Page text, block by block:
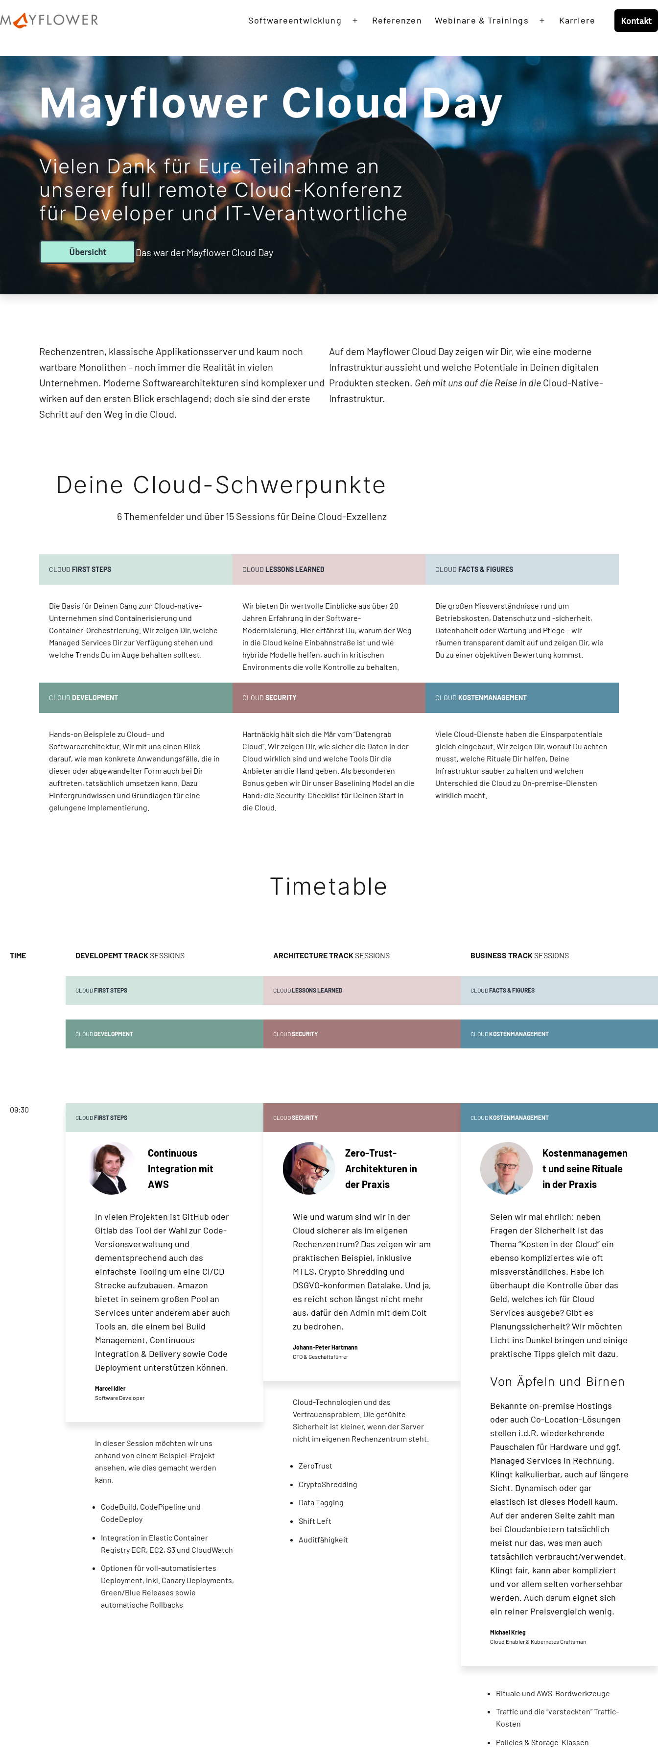
to
Softwareentwicklung
Open
Referenzen Webinare & Trainings
Open
Karriere Kontakt
Mayflower Cloud Day
Vielen Dank für Eure Teilnahme an
unserer full remote Cloud-Konferenz
für Developer und IT-Verantwortliche
Übersicht Das war der Mayflower Cloud Day
Rechenzentren, klassische Applikationsserver und kaum noch
wartbare Monolithen – noch immer die Realität in vielen
Unternehmen. Moderne Softwarearchitekturen sind komplexer und
wirken auf den ersten Blick erschlagend; doch sie sind der erste
Schritt auf den Weg in die Cloud.
Auf dem Mayflower Cloud Day zeigen wir Dir, wie eine moderne
Infrastruktur aussieht und welche Potentiale in Deinen digitalen
Produkten stecken. Geh mit uns auf die Reise in die Cloud-Native-
Infrastruktur.
Deine Cloud-Schwerpunkte
6 Themenfelder und über 15 Sessions für Deine Cloud-Exzellenz
CLOUD FIRST STEPS
Die Basis für Deinen Gang zum Cloud-native-
Unternehmen sind Containerisierung und
Container-Orchestrierung. Wir zeigen Dir, welche
Managed Services Dir zur Verfügung stehen und
welche Trends Du im Auge behalten solltest.
CLOUD LESSONS LEARNED
Wir bieten Dir wertvolle Einblicke aus über 20
Jahren Erfahrung in der Software-
Modernisierung. Hier erfährst Du, warum der Weg
in die Cloud keine Einbahnstraße ist und wie
hybride Modelle helfen, auch in kritischen
Environments die volle Kontrolle zu behalten.
CLOUDFACTS & FIGURES
Die großen Missverständnisse rund um
Betriebskosten, Datenschutz und -sicherheit,
Datenhoheit oder Wartung und Pflege – wir
räumen transparent damit auf und zeigen Dir, wie
Du zu einer objektiven Bewertung kommst.
CLOUD DEVELOPMENT
Hands-on Beispiele zu Cloud- und
Softwarearchitektur. Wir mit uns einen Blick
darauf, wie man konkrete Anwendungsfälle, die in
dieser oder abgewandelter Form auch bei Dir
auftreten, tatsächlich umsetzen kann. Dazu
Hintergrundwissen und Grundlagen für eine
gelungene Implementierung.
CLOUD SECURITY
Hartnäckig hält sich die Mär vom “Datengrab
Cloud”. Wir zeigen Dir, wie sicher die Daten in der
Cloud wirklich sind und welche Tools Dir die
Anbieter an die Hand geben. Als besonderen
Bonus geben wir Dir unser Baselining Model an die
Hand: die Security-Checklist für Deinen Start in
die Cloud.
CLOUD KOSTENMANAGEMENT
Viele Cloud-Dienste haben die Einsparpotentiale
gleich eingebaut. Wir zeigen Dir, worauf Du achten
musst, welche Rituale Dir helfen, Deine
Infrastruktur sauber zu halten und welchen
Unterschied die Cloud zu On-premise-Diensten
wirklich macht.
Timetable
TIME DEVELOPEMT TRACKSESSIONS
CLOUDFIRST STEPS
CLOUDDEVELOPMENT
ARCHITECTURE TRACKSESSIONS
CLOUDLESSONS LEARNED
CLOUDSECURITY
BUSINESS TRACKSESSIONS
CLOUDFACTS & FIGURES
CLOUDKOSTENMANAGEMENT
09:30
CLOUDFIRST STEPS
Continuous
Integration mit
AWS
In vielen Projekten ist GitHub oder
Gitlab das Tool der Wahl zur Code-
Versionsverwaltung und
dementsprechend auch das
einfachste Tooling um eine CI/CD
Strecke aufzubauen. Amazon
bietet in seinem großen Pool an
Services unter anderem aber auch
Tools an, die einem bei Build
Management, Continuous
Integration & Delivery sowie Code
Deployment unterstützen können.
Marcel Idler
Software Developer
In dieser Session möchten wir uns
anhand von einem Beispiel-Projekt
ansehen, wie dies gemacht werden
kann.
CodeBuild, CodePipeline und
CodeDeploy
Integration in Elastic Container
Registry ECR, EC2, S3 und CloudWatch
Optionen für voll-automatisiertes
Deployment, inkl. Canary Deployments,
Green/Blue Releases sowie
automatische Rollbacks
CLOUDSECURITY
Zero-Trust-
Architekturen in
der Praxis
Wie und warum sind wir in der
Cloud sicherer als im eigenen
Rechenzentrum? Das zeigen wir am
praktischen Beispiel, inklusive
MTLS, Crypto Shredding und
DSGVO-konformen Datalake. Und ja,
es reicht schon längst nicht mehr
aus, dafür den Admin mit dem Colt
zu bedrohen.
Johann-Peter Hartmann
CTO & Geschäftsführer
Cloud-Technologien und das
Vertrauensproblem. Die gefühlte
Sicherheit ist kleiner, wenn der Server
nicht im eigenen Rechenzentrum steht.
ZeroTrust
CryptoShredding
Data Tagging
Shift Left
Auditfähigkeit
CLOUDKOSTENMANAGEMENT
Kostenmanagemen
t und seine Rituale
in der Praxis
Seien wir mal ehrlich: neben
Fragen der Sicherheit ist das
Thema “Kosten in der Cloud” ein
ebenso kompliziertes wie oft
missverständliches. Habe ich
überhaupt die Kontrolle über das
Geld, welches ich für Cloud
Services ausgebe? Gibt es
Planungssicherheit? Wir möchten
Licht ins Dunkel bringen und einige
praktische Tipps gleich mit dazu.
Von Äpfeln und Birnen
Bekannte on-premise Hostings
oder auch Co-Location-Lösungen
stellen i.d.R. wiederkehrende
Pauschalen für Hardware und ggf.
Managed Services in Rechnung.
Klingt kalkulierbar, auch auf längere
Sicht. Dynamisch oder gar
elastisch ist dieses Modell kaum.
Auf der anderen Seite zahlt man
bei Cloudanbietern tatsächlich
meist nur das, was man auch
tatsächlich verbraucht/verwendet.
Klingt fair, kann aber kompliziert
und vor allem selten vorhersehbar
werden. Auch darum eignet sich
ein reiner Preisvergleich wenig.
Michael Krieg
Cloud Enabler & Kubernetes Craftsman
Rituale und AWS-Bordwerkzeuge
Traffic und die “versteckten” Traffic-
Kosten
Policies & Storage-Klassen